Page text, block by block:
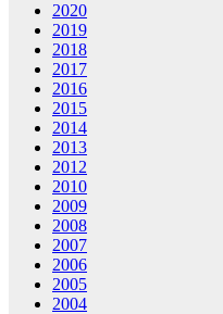
2020
2019
2018
2017
2016
2015
2014
2013
2012
2010
2009
2008
2007
2006
2005
2004